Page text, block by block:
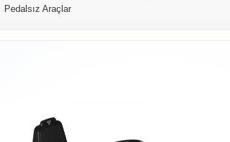
Pedalsız Araçlar